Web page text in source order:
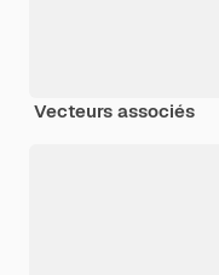
Vecteurs associés